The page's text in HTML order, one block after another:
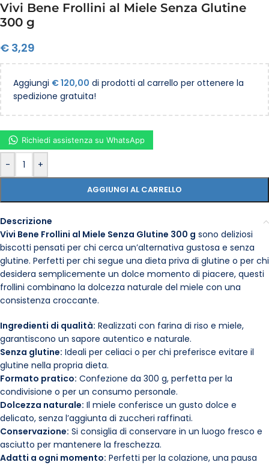
Vivi Bene Frollini al Miele Senza Glutine
300 g
€ 3,29
Aggiungi €120,00 di prodotti al carrello per ottenere la
spedizione gratuita!
- +
AGGIUNGI AL CARRELLO
Richiedi assistenza su WhatsApp
Descrizione
Vivi Bene Frollini al Miele Senza Glutine 300 g sono deliziosi
biscotti pensati per chi cerca un’alternativa gustosa e senza
glutine. Perfetti per chi segue una dieta priva di glutine o per chi
desidera semplicemente un dolce momento di piacere, questi
frollini combinano la dolcezza naturale del miele con una
consistenza croccante.
Ingredienti di qualità: Realizzati con farina di riso e miele,
garantiscono un sapore autentico e naturale.
Senza glutine: Ideali per celiaci o per chi preferisce evitare il
glutine nella propria dieta.
Formato pratico: Confezione da 300 g, perfetta per la
condivisione o per un consumo personale.
Dolcezza naturale: Il miele conferisce un gusto dolce e
delicato, senza l’aggiunta di zuccheri raffinati.
Conservazione: Si consiglia di conservare in un luogo fresco e
asciutto per mantenere la freschezza.
Adatti a ogni momento: Perfetti per la colazione, una pausa